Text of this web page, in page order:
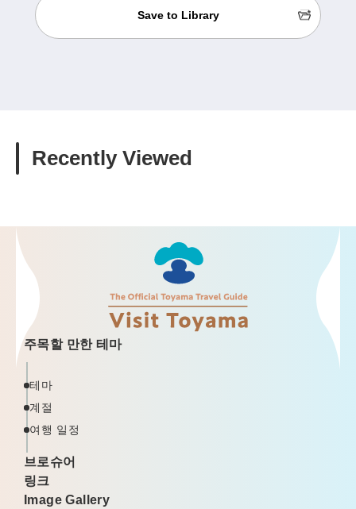
Save to Library
Recently Viewed
주목할 만한 테마
테마
계절
여행 일정
브로슈어
링크
Image Gallery